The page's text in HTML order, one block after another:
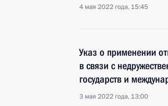
4 мая 2022 года, 15:45
Указ о применении
в связи с
государств и
3 мая 2022 года, 13:00